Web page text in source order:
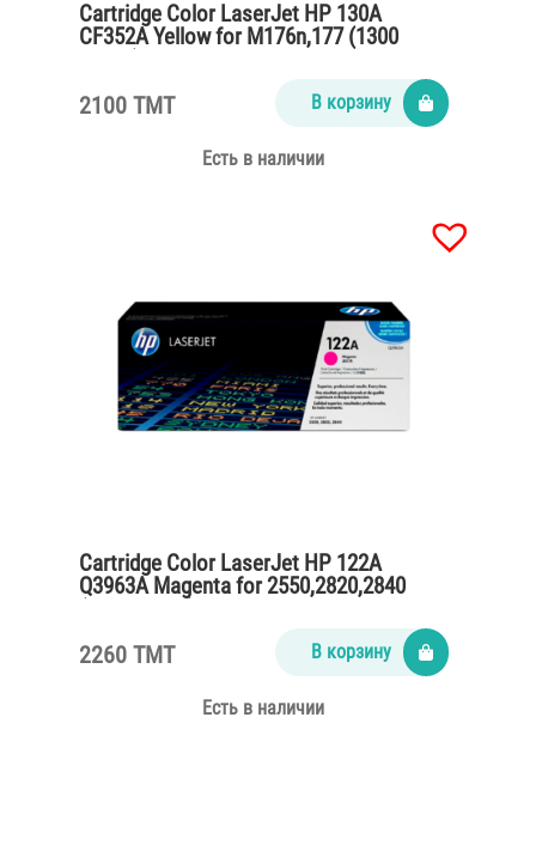
Cartridge Color LaserJet HP 130A
CF352A Yellow for M176n,177 (1300
2100 TMT В корзину
Есть в наличии
Cartridge Color LaserJet HP 122A
Q3963A Magenta for 2550,2820,2840
2260 TMT В корзину
Есть в наличии